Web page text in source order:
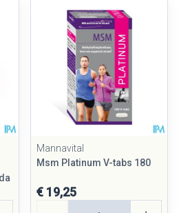
Mannavital
Msm Platinum V-tabs 180
€ 19,25